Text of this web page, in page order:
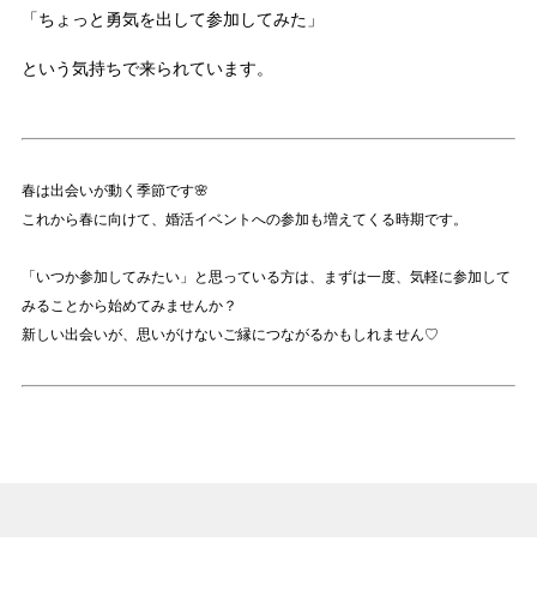
「ちょっと勇気を出して参加してみた」
という気持ちで来られています。
春は出会いが動く季節です🌸
これから春に向けて、婚活イベントへの参加も増えてくる時期です。
「いつか参加してみたい」と思っている方は、まずは一度、気軽に参加して
みることから始めてみませんか？
新しい出会いが、思いがけないご縁につながるかもしれません♡